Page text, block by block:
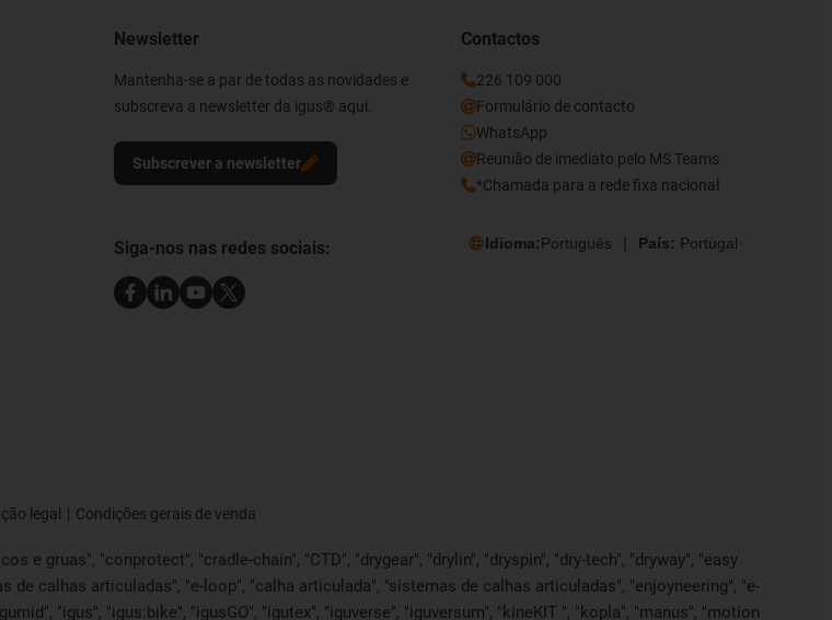
Newsletter
Mantenha-se a par de todas as novidades e
subscreva a newsletter da igus® aqui.
Subscrever a newsletter
Contactos
226 109 000
Formulário de contacto
WhatsApp
Reunião de imediato pelo MS Teams
*Chamada para a rede fixa nacional
Siga-nos nas redes sociais: Idioma:Português País: Portugal
legal Condições gerais de venda
e gruas", "conprotect", "cradle-chain", "CTD", "drygear", "drylin", "dryspin", "dry-tech", "dryway", "easy
calhas articuladas", "e-loop", "calha articulada", "sistemas de calhas articuladas", "enjoyneering", "e-
"igus", "igus:bike", "igusGO", "igutex", "iguverse", "iguversum", "kineKIT ", "kopla", "manus", "motion